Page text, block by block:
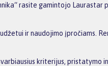
rasite gamintojo Laurastar
ir naudojimo įpročiams.
kriterijus, pristatymo